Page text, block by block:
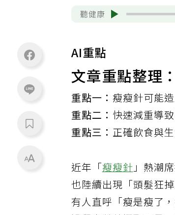
聽健康
AI重點
文章重點整理：
重點一：瘦瘦針可能
重點二： 快速減重導
重點三： 正確飲食與
近年「瘦瘦針」熱潮
也陸續出現「頭髮狂
有人直呼「瘦是瘦了